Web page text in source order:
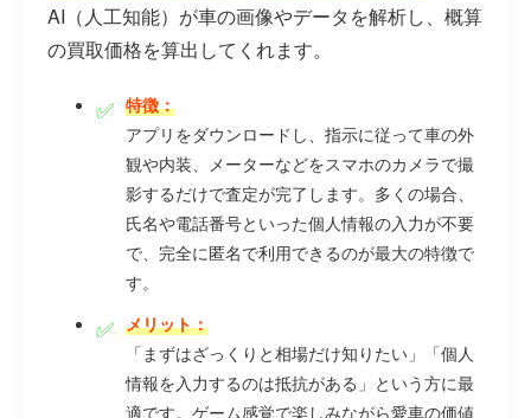
AI（人工知能）が車の画像やデータを解析し、概算
の買取価格を算出してくれます。
特徴：
アプリをダウンロードし、指示に従って車の外
観や内装、メーターなどをスマホのカメラで撮
影するだけで査定が完了します。多くの場合、
氏名や電話番号といった個人情報の入力が不要
で、完全に匿名で利用できるのが最大の特徴で
す。
メリット：
「まずはざっくりと相場だけ知りたい」「個人
情報を入力するのは抵抗がある」という方に最
適です。ゲーム感覚で楽しみながら愛車の価値